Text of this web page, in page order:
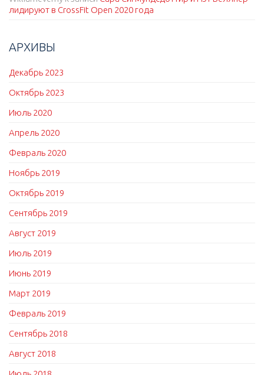
лидируют в CrossFit Open 2020 года
АРХИВЫ
Декабрь 2023
Октябрь 2023
Июль 2020
Апрель 2020
Февраль 2020
Ноябрь 2019
Октябрь 2019
Сентябрь 2019
Август 2019
Июль 2019
Июнь 2019
Март 2019
Февраль 2019
Сентябрь 2018
Август 2018